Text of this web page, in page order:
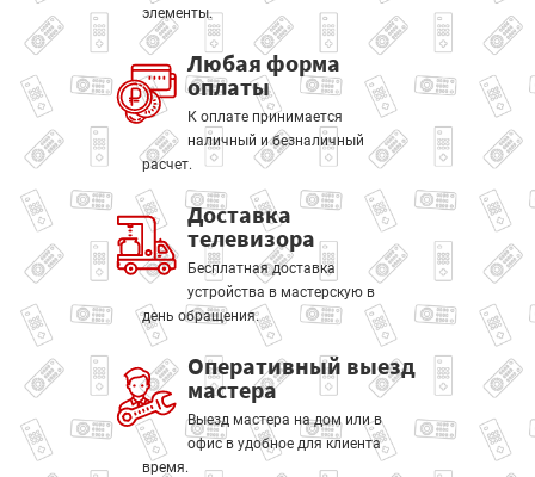
элементы.
Любая форма
оплаты
К оплате принимается
наличный и безналичный
расчет.
Доставка
телевизора
Бесплатная доставка
устройства в мастерскую в
день обращения.
Оперативный выезд
мастера
Выезд мастера на дом или в
офис в удобное для клиента
время.